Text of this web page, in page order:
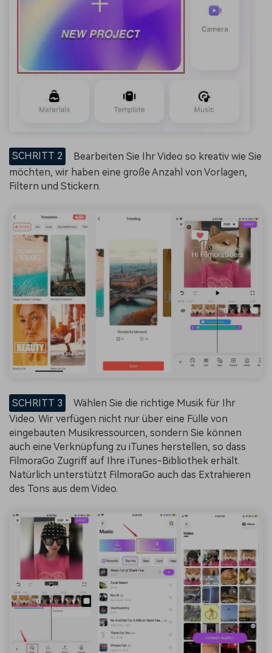
SCHRITT 2
Bearbeiten Sie Ihr Video so kreativ wie Sie
möchten, wir haben eine große Anzahl von Vorlagen,
Filtern und Stickern.
SCHRITT 3
Wählen Sie die richtige Musik für Ihr
Video. Wir verfügen nicht nur über eine Fülle von
eingebauten Musikressourcen, sondern Sie können
auch eine Verknüpfung zu iTunes herstellen, so dass
FilmoraGo Zugriff auf Ihre iTunes-Bibliothek erhält.
Natürlich unterstützt FilmoraGo auch das Extrahieren
des Tons aus dem Video.